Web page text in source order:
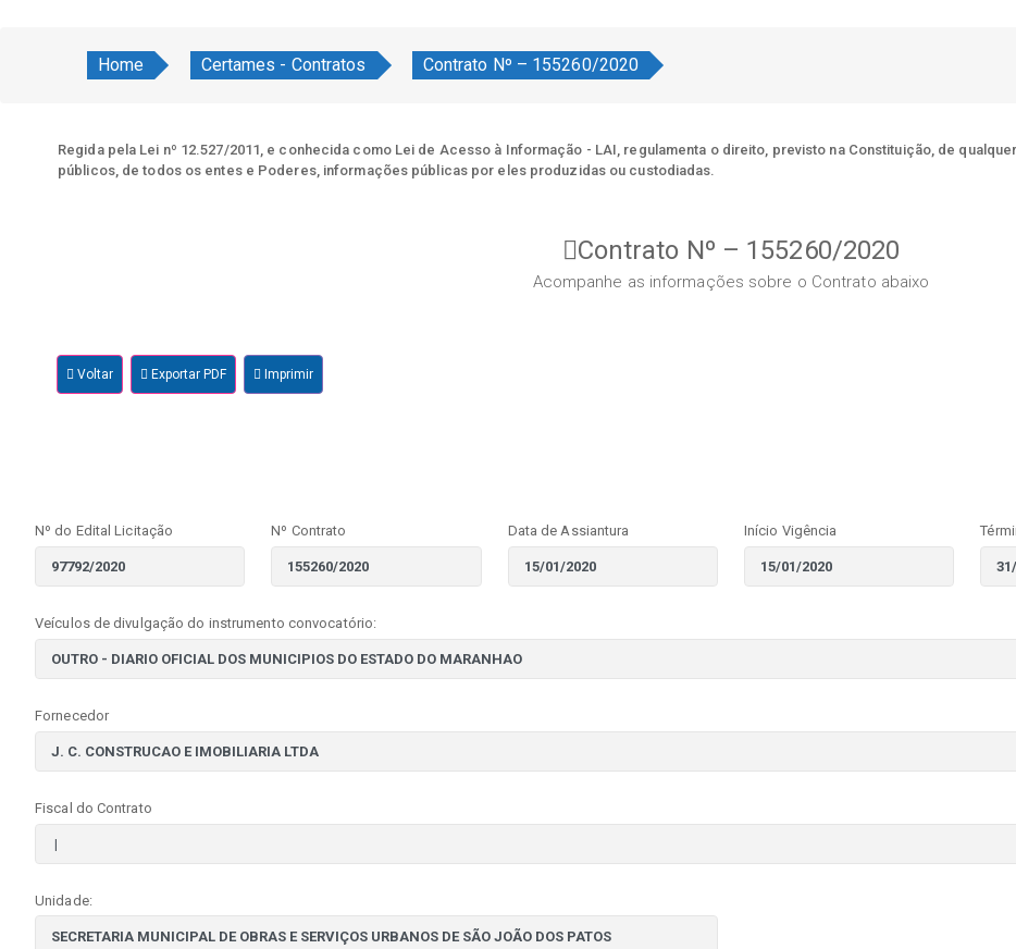
Home Certames - Contratos Contrato Nº – 155260/2020
Regida pela Lei nº 12.527/2011, e conhecida como Lei de Acesso à Informação - LAI, regulamenta o direito, previsto na Constituição, de
públicos, de todos os entes e Poderes, informações públicas por eles produzidas ou custodiadas.
Contrato Nº – 155260/2020
Acompanhe as informações sobre o Contrato abaixo
Voltar Exportar PDF Imprimir
Nº do Edital Licitação Nº Contrato Data de Assiantura Início Vigência
Veículos de divulgação do instrumento convocatório:
Fornecedor
Fiscal do Contrato
Unidade: